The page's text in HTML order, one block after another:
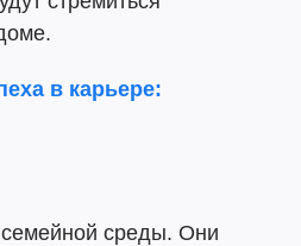
в карьере:
семейной среды. Они